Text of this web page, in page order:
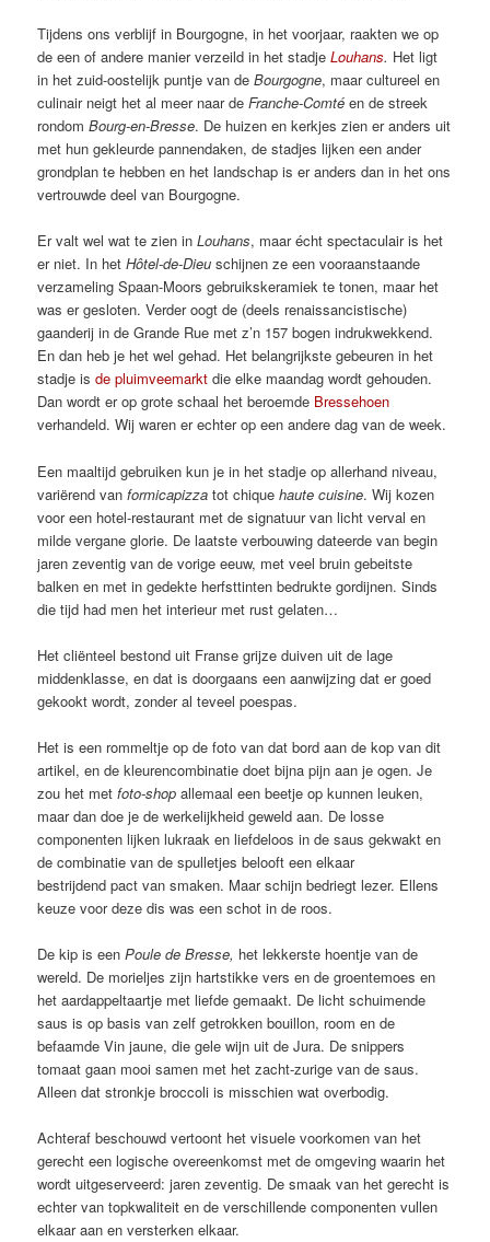
Tijdens ons verblijf in Bourgogne, in het voorjaar, raakten we op
de een of andere manier verzeild in het stadjeLouhans. Het ligt
in het zuid-oostelijk puntje van deBourgogne, maar cultureel en
culinair neigt het al meer naar deFranche-Comté en de streek
rondomBourg-en-Bresse. De huizen en kerkjes zien er anders uit
met hun gekleurde pannendaken, de stadjes lijken een ander
grondplan te hebben en het landschap is er anders dan in het ons
vertrouwde deel van Bourgogne.
Er valt wel wat te zien inLouhans, maar écht spectaculair is het
er niet. In het Hôtel-de-Dieu schijnen ze een vooraanstaande
verzameling Spaan-Moors gebruikskeramiek te tonen, maar het
was er gesloten. Verder oogt de (deels renaissancistische)
gaanderij in de Grande Rue met z’n 157 bogen indrukwekkend.
En dan heb je het wel gehad. Het belangrijkste gebeuren in het
stadje isde pluimveemarktdie elke maandag wordt gehouden.
Dan wordt er op grote schaal het beroemde Bressehoen
verhandeld. Wij waren er echter op een andere dag van de week.
Een maaltijd gebruiken kun je in het stadje op allerhand niveau,
variërend vanformicapizza tot chiquehaute cuisine. Wij kozen
voor een hotel-restaurant met de signatuur van licht verval en
milde vergane glorie. De laatste verbouwing dateerde van begin
jaren zeventig van de vorige eeuw, met veel bruin gebeitste
balken en met in gedekte herfsttinten bedrukte gordijnen. Sinds
die tijd had men het interieur met rust gelaten…
Het cliënteel bestond uit Franse grijze duiven uit de lage
middenklasse, en dat is doorgaans een aanwijzing dat er goed
gekookt wordt, zonder al teveel poespas.
Het is een rommeltje op de foto van dat bord aan de kop van dit
artikel, en de kleurencombinatie doet bijna pijn aan je ogen. Je
zou het metfoto-shop allemaal een beetje op kunnen leuken,
maar dan doe je de werkelijkheid geweld aan. De losse
componenten lijken lukraak en liefdeloos in de saus gekwakt en
de combinatie van de spulletjes belooft een elkaar
bestrijdend pact van smaken. Maar schijn bedriegt lezer. Ellens
keuze voor deze dis was een schot in de roos.
De kip is eenPoule de Bresse, het lekkerste hoentje van de
wereld. De morieljes zijn hartstikke vers en de groentemoes en
het aardappeltaartje met liefde gemaakt. De licht schuimende
saus is op basis van zelf getrokken bouillon, room en de
befaamde Vin jaune, die gele wijn uit de Jura. De snippers
tomaat gaan mooi samen met het zacht-zurige van de saus.
Alleen dat stronkje broccoli is misschien wat overbodig.
Achteraf beschouwd vertoont het visuele voorkomen van het
gerecht een logische overeenkomst met de omgeving waarin het
wordt uitgeserveerd: jaren zeventig. De smaak van het gerecht is
echter van topkwaliteit en de verschillende componenten vullen
elkaar aan en versterken elkaar.